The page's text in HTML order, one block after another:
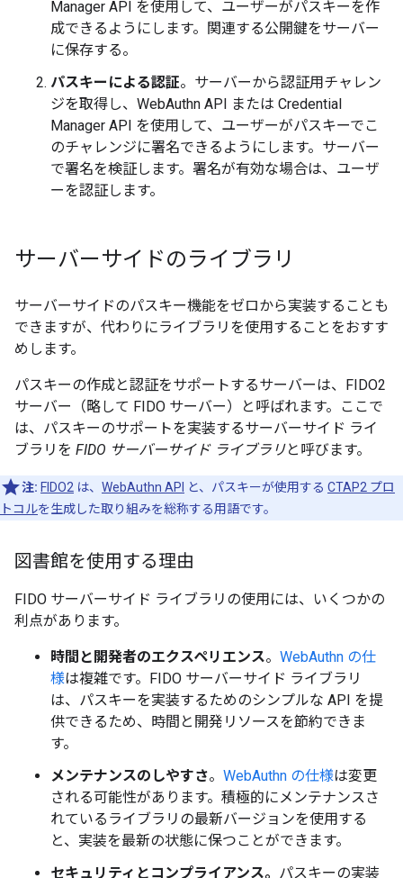
Manager API を使用して、ユーザーがパスキーを作
成できるようにします。関連する公開鍵をサーバー
に保存する。
パスキーによる認証。サーバーから認証用チャレン
ジを取得し、WebAuthn API または Credential
Manager API を使用して、ユーザーがパスキーでこ
のチャレンジに署名できるようにします。サーバー
で署名を検証します。署名が有効な場合は、ユーザ
ーを認証します。
サーバーサイドのライブラリ
サーバーサイドのパスキー機能をゼロから実装することも
できますが、代わりにライブラリを使用することをおすす
めします。
パスキーの作成と認証をサポートするサーバーは、FIDO2
サーバー
（略して FIDO サーバー）
と呼ばれます。ここで
は、パスキーのサポートを実装するサーバーサイド ライ
ブラリを FIDO サーバーサイド ライブラリと呼びます。
注: FIDO2 は、 WebAuthn API と、パスキーが使用する CTAP2 プロ
トコルを生成した取り組みを総称する用語です。
図書館を使用する理由
FIDO サーバーサイド ライブラリの使用には、いくつかの
利点があります。
時間と開発者のエクスペリエンス。 WebAuthn の仕
様は複雑です。FIDO サーバーサイド ライブラリ
は、パスキーを実装するためのシンプルな API を提
供できるため、時間と開発リソースを節約できま
す。
メンテナンスのしやすさ。 WebAuthn の仕様は変更
される可能性があります。積極的にメンテナンスさ
れているライブラリの最新バージョンを使用する
と、実装を最新の状態に保つことができます。
セキュリティとコンプライアンス。 パスキーの実装